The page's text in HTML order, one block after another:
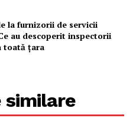
la furnizorii de servicii
au descoperit inspectorii
toată țara